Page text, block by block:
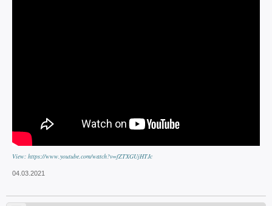
View: https://www.youtube.com/watch?v=fZTXGUjHTJc
04.03.2021